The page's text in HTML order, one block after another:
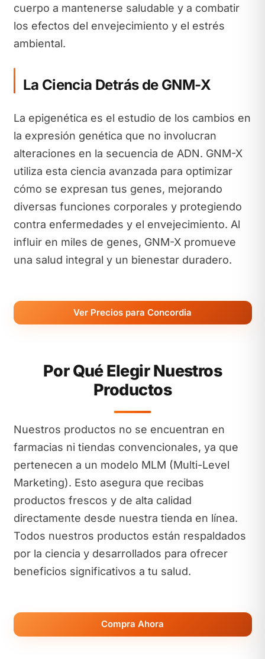
cuerpo a mantenerse saludable y a combatir
los efectos del envejecimiento y el estrés
ambiental.
La Ciencia Detrás de GNM-X
La epigenética es el estudio de los cambios en
la expresión genética que no involucran
alteraciones en la secuencia de ADN. GNM-X
utiliza esta ciencia avanzada para optimizar
cómo se expresan tus genes, mejorando
diversas funciones corporales y protegiendo
contra enfermedades y el envejecimiento. Al
influir en miles de genes, GNM-X promueve
una salud integral y un bienestar duradero.
Ver Precios para Concordia
Por Qué Elegir Nuestros
Productos
Nuestros productos no se encuentran en
farmacias ni tiendas convencionales, ya que
pertenecen a un modelo MLM (Multi-Level
Marketing). Esto asegura que recibas
productos frescos y de alta calidad
directamente desde nuestra tienda en línea.
Todos nuestros productos están respaldados
por la ciencia y desarrollados para ofrecer
beneficios significativos a tu salud.
Compra Ahora